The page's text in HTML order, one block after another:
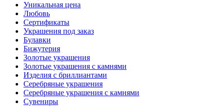
Уникальная цена
Любовь
Сертификаты
Украшения под заказ
Булавки
Бижутерия
Золотые украшения
Золотые украшения с камнями
Изделия с бриллиантами
Серебряные украшения
Серебряные украшения с камнями
Сувениры